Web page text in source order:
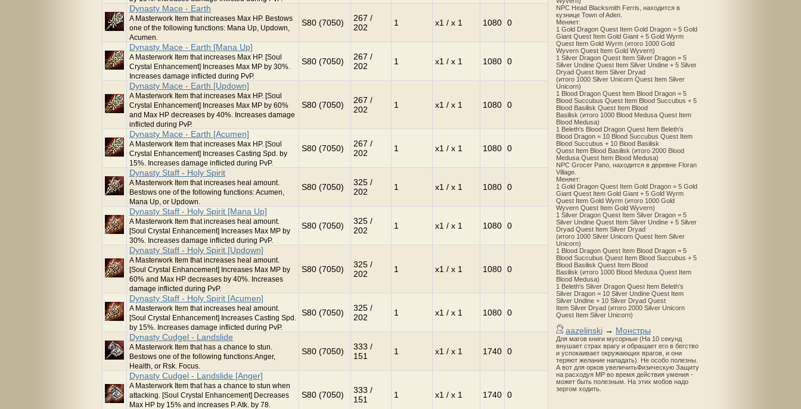
NPC Head Blacksmith Ferris, находится в
кузнице Town of Aden.
Меняет:
1 Gold Dragon Quest Item Gold Dragon = 5 Gold
Giant Quest Item Gold Giant + 5 Gold Wyrm
Quest Item Gold Wyrm (итого 1000 Gold
Wyvern Quest Item Gold Wyvern)
1 Silver Dragon Quest Item Silver Dragon = 5
Silver Undine Quest Item Silver Undine + 5 Silver
Dryad Quest Item Silver Dryad
(итого 1000 Silver Unicorn Quest Item Silver
Unicorn)
1 Blood Dragon Quest Item Blood Dragon = 5
Blood Succubus Quest Item Blood Succubus + 5
Blood Basilisk Quest Item Blood
Basilisk (итого 1000 Blood Medusa Quest Item
Blood Medusa)
1 Beleth's Blood Dragon Quest Item Beleth’s
Blood Dragon = 10 Blood Succubus Quest Item
Blood Succubus + 10 Blood Basilisk
Quest Item Blood Basilisk (итого 2000 Blood
Medusa Quest Item Blood Medusa)
NPC Grocer Pano, находится в деревне Floran
Village.
Меняет:
1 Gold Dragon Quest Item Gold Dragon = 5 Gold
Giant Quest Item Gold Giant + 5 Gold Wyrm
Quest Item Gold Wyrm (итого 1000 Gold
Wyvern Quest Item Gold Wyvern)
1 Silver Dragon Quest Item Silver Dragon = 5
Silver Undine Quest Item Silver Undine + 5 Silver
Dryad Quest Item Silver Dryad
(итого 1000 Silver Unicorn Quest Item Silver
Unicorn)
1 Blood Dragon Quest Item Blood Dragon = 5
Blood Succubus Quest Item Blood Succubus + 5
Blood Basilisk Quest Item Blood
Basilisk (итого 1000 Blood Medusa Quest Item
Blood Medusa)
1 Beleth's Silver Dragon Quest Item Beleth’s
Silver Dragon = 10 Silver Undine Quest Item
Silver Undine + 10 Silver Dryad Quest
Item Silver Dryad (итого 2000 Silver Unicorn
Quest Item Silver Unicorn)
aazelinski → Монстры
Для магов книги мусорные (На 10 секунд
внушает страх врагу и обращает его в бегство
и успокаивает окружающих врагов, и они
теряют желание нападать). Не особо полезны.
А вот для орков увеличитьФизическую Защиту
на расходуя MP во время действия умения -
может быть полезным. На этих мобов надо
зергом ходить.
Dynasty Mace - Earth
A Masterwork Item that increases Max HP. Bestows
one of the following functions: Mana Up, Updown,
Acumen.
S80 (7050)
267 /
202
1 x1 / x 1 1080 0
Dynasty Mace - Earth [Mana Up]
A Masterwork Item that increases Max HP. [Soul
Crystal Enhancement] Increases Max MP by 30%.
Increases damage inflicted during PvP.
S80 (7050)
267 /
202
1 x1 / x 1 1080 0
Dynasty Mace - Earth [Updown]
A Masterwork Item that increases Max HP. [Soul
Crystal Enhancement] Increases Max MP by 60%
and Max HP decreases by 40%. Increases damage
inflicted during PvP.
S80 (7050)
267 /
202
1 x1 / x 1 1080 0
Dynasty Mace - Earth [Acumen]
A Masterwork Item that increases Max HP. [Soul
Crystal Enhancement] Increases Casting Spd. by
15%. Increases damage inflicted during PvP.
S80 (7050)
267 /
202
1 x1 / x 1 1080 0
Dynasty Staff - Holy Spirit
A Masterwork Item that increases heal amount.
Bestows one of the following functions: Acumen,
Mana Up, or Updown.
S80 (7050)
325 /
202
1 x1 / x 1 1080 0
Dynasty Staff - Holy Spirit [Mana Up]
A Masterwork Item that increases heal amount.
[Soul Crystal Enhancement] Increases Max MP by
30%. Increases damage inflicted during PvP.
S80 (7050)
325 /
202
1 x1 / x 1 1080 0
Dynasty Staff - Holy Spirit [Updown]
A Masterwork Item that increases heal amount.
[Soul Crystal Enhancement] Increases Max MP by
60% and Max HP decreases by 40%. Increases
damage inflicted during PvP.
S80 (7050)
325 /
202
1 x1 / x 1 1080 0
Dynasty Staff - Holy Spirit [Acumen]
A Masterwork Item that increases heal amount.
[Soul Crystal Enhancement] Increases Casting Spd.
by 15%. Increases damage inflicted during PvP.
S80 (7050)
325 /
202
1 x1 / x 1 1080 0
Dynasty Cudgel - Landslide
A Masterwork Item that has a chance to stun.
Bestows one of the following functions:Anger,
Health, or Rsk. Focus.
S80 (7050)
333 /
151
1 x1 / x 1 1740 0
Dynasty Cudgel - Landslide [Anger]
A Masterwork Item that has a chance to stun when
attacking. [Soul Crystal Enhancement] Decreases
Max HP by 15% and increases P. Atk. by 78.
S80 (7050)
333 /
151
1 x1 / x 1 1740 0